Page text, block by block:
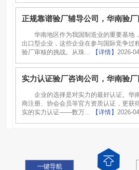
正规靠谱验厂辅导公司，华南验厂
华南地区作为我国制造业的重要基地
出口型企业，这些企业在参与国际竞争过
验厂审核的挑战。从珠...
【详情】 2026-
实力认证验厂咨询公司，华南验厂
企业的选择是对实力的最好认证。华
商注册、协会会员等官方资质认证，更获
实的实力认证——数万...
【详情】 2026-
一键导航